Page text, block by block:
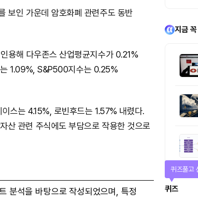
보인 가운데 암호화폐 관련주도 동반
용해 다우존스 산업평균지수가 0.21%
1.09%, S&P500지수는 0.25%
스는 4.15%, 로빈후드는 1.57% 내렸다.
산 관련 주식에도 부담으로 작용한 것으로
분석을 바탕으로 작성되었으며, 특정
지금
퀴즈
퀴즈풀고